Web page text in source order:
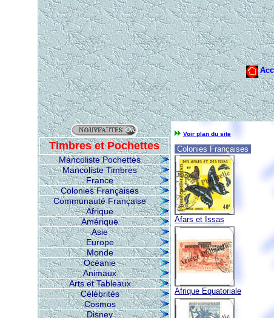
Timbres et Pochettes
Mancoliste Pochettes
Mancoliste Timbres
France
Colonies Françaises
Communauté Française
Afrique
Amérique
Asie
Europe
Monde
Océanie
Animaux
Arts et Tableaux
Célébrités
Cosmos
Disney
Voir plan du site
Colonies Françaises
Afars et Issas
Afrique Equatoriale